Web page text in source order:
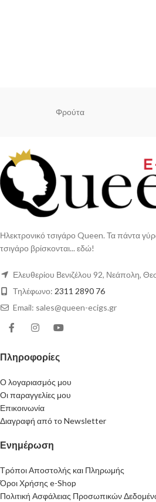
Φρούτα
Ηλεκτρονικό τσιγάρο Queen. Τα πάντα
τσιγάρο βρίσκονται... εδώ!
Ελευθερίου Βενιζέλου 92, Νεάπολη,
Τηλέφωνο: 2311 2890 76
Email: sales@queen-ecigs.gr
Πληροφορίες
Ο λογαριασμός μου
Οι παραγγελίες μου
Επικοινωνία
Διαγραφή από το Newsletter
Ενημέρωση
Τρόποι Αποστολής και Πληρωμής
Όροι Χρήσης e-Shop
Πολιτική Ασφάλειας Προσωπικών